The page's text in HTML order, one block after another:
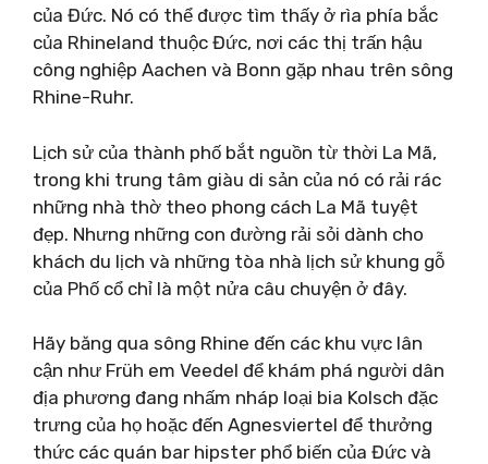
của Đức. Nó có thể được tìm thấy ở rìa phía bắc
của Rhineland thuộc Đức, nơi các thị trấn hậu
công nghiệp Aachen và Bonn gặp nhau trên sông
Rhine-Ruhr.
Lịch sử của thành phố bắt nguồn từ thời La Mã,
trong khi trung tâm giàu di sản của nó có rải rác
những nhà thờ theo phong cách La Mã tuyệt
đẹp. Nhưng những con đường rải sỏi dành cho
khách du lịch và những tòa nhà lịch sử khung gỗ
của Phố cổ chỉ là một nửa câu chuyện ở đây.
Hãy băng qua sông Rhine đến các khu vực lân
cận như Früh em Veedel để khám phá người dân
địa phương đang nhấm nháp loại bia Kolsch đặc
trưng của họ hoặc đến Agnesviertel để thưởng
thức các quán bar hipster phổ biến của Đức và